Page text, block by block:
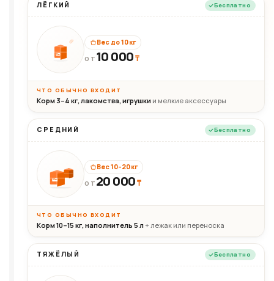
ЛЁГКИЙ Бесплатно
10кг
Вес до 10 кг
ОТ 10 000₸
ЧТО ОБЫЧНО ВХОДИТ
Корм 3–4 кг, лакомства, игрушки и мелкие аксессуары
СРЕДНИЙ Бесплатно
20кг
Вес 10–20 кг
ОТ 20 000₸
ЧТО ОБЫЧНО ВХОДИТ
Корм 10–15 кг, наполнитель 5 л+ лежак или переноска
ТЯЖЁЛЫЙ Бесплатно